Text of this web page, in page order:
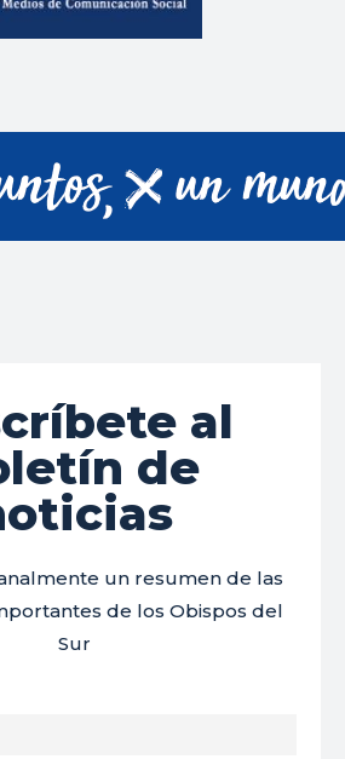
al
de
un resumen de las
de los Obispos del
Sur